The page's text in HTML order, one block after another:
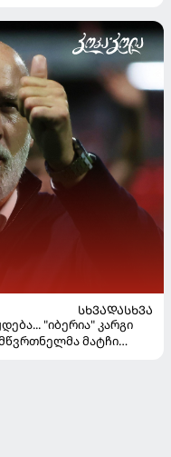
ᲡᲮᲕᲐᲓᲐᲡᲮᲕᲐ
"იბერია" კარგი
მატჩი